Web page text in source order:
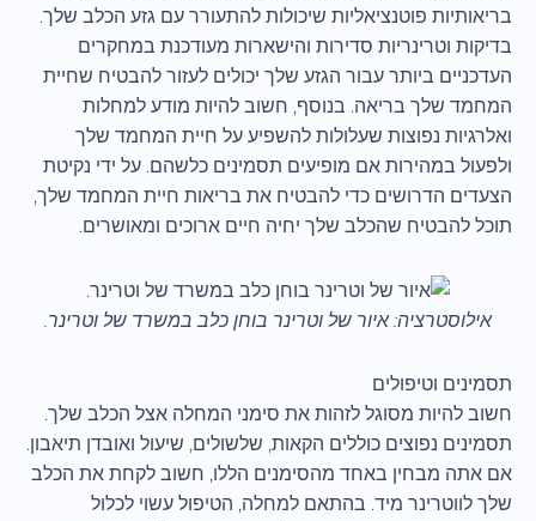
בריאותיות פוטנציאליות שיכולות להתעורר עם גזע הכלב שלך.
בדיקות וטרינריות סדירות והישארות מעודכנת במחקרים
העדכניים ביותר עבור הגזע שלך יכולים לעזור להבטיח שחיית
המחמד שלך בריאה. בנוסף, חשוב להיות מודע למחלות
ואלרגיות נפוצות שעלולות להשפיע על חיית המחמד שלך
ולפעול במהירות אם מופיעים תסמינים כלשהם. על ידי נקיטת
הצעדים הדרושים כדי להבטיח את בריאות חיית המחמד שלך,
תוכל להבטיח שהכלב שלך יחיה חיים ארוכים ומאושרים.
אילוסטרציה: איור של וטרינר בוחן כלב במשרד של וטרינר.
תסמינים וטיפולים
חשוב להיות מסוגל לזהות את סימני המחלה אצל הכלב שלך.
תסמינים נפוצים כוללים הקאות, שלשולים, שיעול ואובדן תיאבון.
אם אתה מבחין באחד מהסימנים הללו, חשוב לקחת את הכלב
שלך לווטרינר מיד. בהתאם למחלה, הטיפול עשוי לכלול